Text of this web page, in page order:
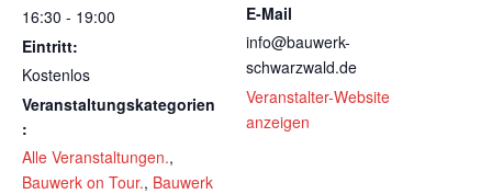
16:30 - 19:00
Eintritt:
Kostenlos
Veranstaltungskategorien
:
Alle Veranstaltungen.,
Bauwerk on Tour., Bauwerk
E-Mail
info@bauwerk-
schwarzwald.de
Veranstalter-Website
anzeigen